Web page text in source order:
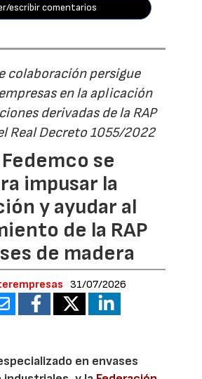
escribir comentarios
colaboración persigue
en la aplicación
derivadas de la RAP
Real Decreto 1055/2022
se
impusar la
y ayudar al
de la RAP
de madera
31/07/2026
en envases